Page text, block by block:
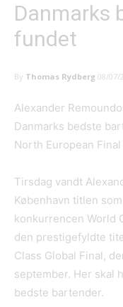
Danmarks
fundet
By Thomas Rydberg 08/07/
Alexander
Danmarks bedste
North European Final
Tirsdag vandt
København titlen
konkurrencen World
den prestigefyldte
Class Global Final,
september. Her skal
bedste bartender.